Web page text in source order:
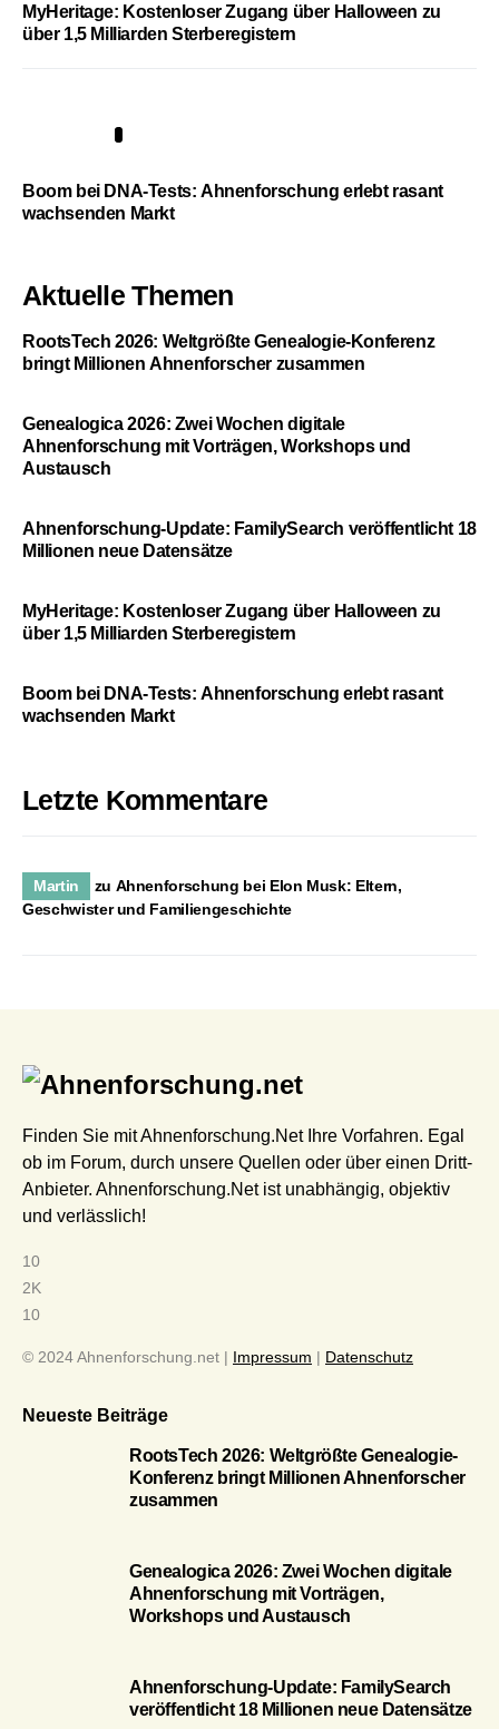
MyHeritage: Kostenloser Zugang über Halloween zu
über 1,5 Milliarden Sterberegistern
Boom bei DNA-Tests: Ahnenforschung erlebt rasant
wachsenden Markt
Aktuelle Themen
RootsTech 2026: Weltgrößte Genealogie-Konferenz
bringt Millionen Ahnenforscher zusammen
Genealogica 2026: Zwei Wochen digitale
Ahnenforschung mit Vorträgen, Workshops und
Austausch
Ahnenforschung-Update: FamilySearch veröffentlicht 18
Millionen neue Datensätze
MyHeritage: Kostenloser Zugang über Halloween zu
über 1,5 Milliarden Sterberegistern
Boom bei DNA-Tests: Ahnenforschung erlebt rasant
wachsenden Markt
Letzte Kommentare
Martin zu Ahnenforschung bei Elon Musk: Eltern,
Geschwister und Familiengeschichte
Finden Sie mit Ahnenforschung.Net Ihre Vorfahren. Egal
ob im Forum, durch unsere Quellen oder über einen Dritt-
Anbieter. Ahnenforschung.Net ist unabhängig, objektiv
und verlässlich!
10
2K
10
© 2024 Ahnenforschung.net | Impressum | Datenschutz
Neueste Beiträge
RootsTech 2026: Weltgrößte Genealogie-
Konferenz bringt Millionen Ahnenforscher
zusammen
Genealogica 2026: Zwei Wochen digitale
Ahnenforschung mit Vorträgen,
Workshops und Austausch
Ahnenforschung-Update: FamilySearch
veröffentlicht 18 Millionen neue Datensätze